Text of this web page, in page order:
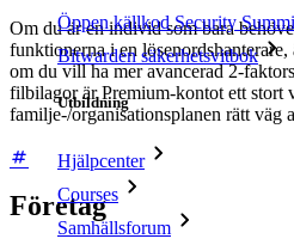
Öppen källkod Security
Bitwarden säkerhetsvitbok
Utbildning
Hjälpcenter
Courses
Samhällsforum
Om du är en individ som bara
funktionerna i en
om du vill ha mer avancerad 2-
filbilagor är Premium-kontot ett stort
familje-/organisationsplanen rätt väg
Företag